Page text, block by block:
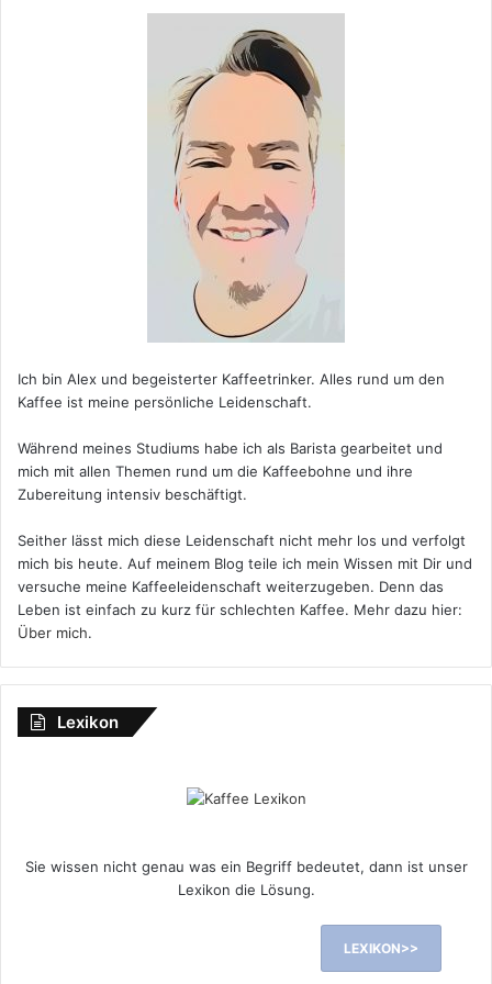
Ich bin Alex und begeisterter Kaffeetrinker. Alles rund um den
Kaffee ist meine persönliche Leidenschaft.
Während meines Studiums habe ich als Barista gearbeitet und
mich mit allen Themen rund um die Kaffeebohne und ihre
Zubereitung intensiv beschäftigt.
Seither lässt mich diese Leidenschaft nicht mehr los und verfolgt
mich bis heute. Auf meinem Blog teile ich mein Wissen mit Dir und
versuche meine Kaffeeleidenschaft weiterzugeben. Denn das
Leben ist einfach zu kurz für schlechten Kaffee. Mehr dazu hier:
Über mich.
Lexikon
Sie wissen nicht genau was ein Begriff bedeutet, dann ist unser
Lexikon die Lösung.
LEXIKON>>